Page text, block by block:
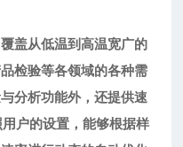
盖从低温到高温宽广的
检验等各领域的各种需
分析功能外，还提供速
户的设置，能够根据样